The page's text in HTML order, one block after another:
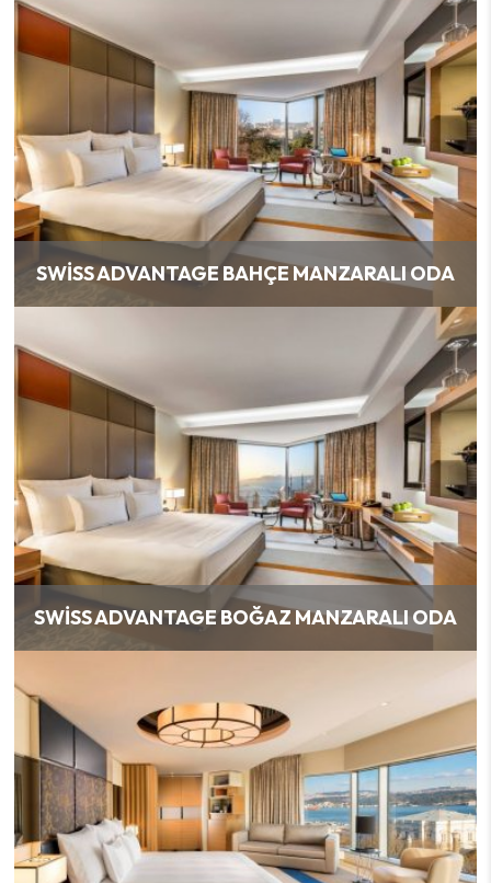
SWISS ADVANTAGE BAHÇE MANZARALI ODA
SWISS ADVANTAGE BOĞAZ MANZARALI ODA